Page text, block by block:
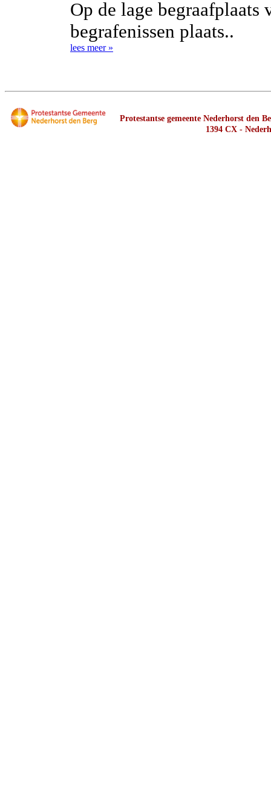
Op de lage begraafplaats
begrafenissen plaats..
lees meer »
Protestantse gemeente Nederhorst
1394 CX -